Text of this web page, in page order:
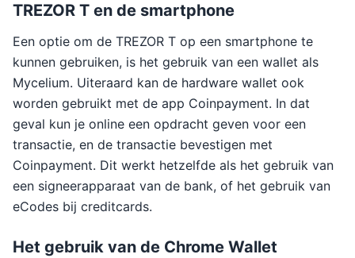
TREZOR T en de smartphone
Een optie om de TREZOR T op een smartphone te
kunnen gebruiken, is het gebruik van een wallet als
Mycelium. Uiteraard kan de hardware wallet ook
worden gebruikt met de app Coinpayment. In dat
geval kun je online een opdracht geven voor een
transactie, en de transactie bevestigen met
Coinpayment. Dit werkt hetzelfde als het gebruik van
een signeerapparaat van de bank, of het gebruik van
eCodes bij creditcards.
Het gebruik van de Chrome Wallet